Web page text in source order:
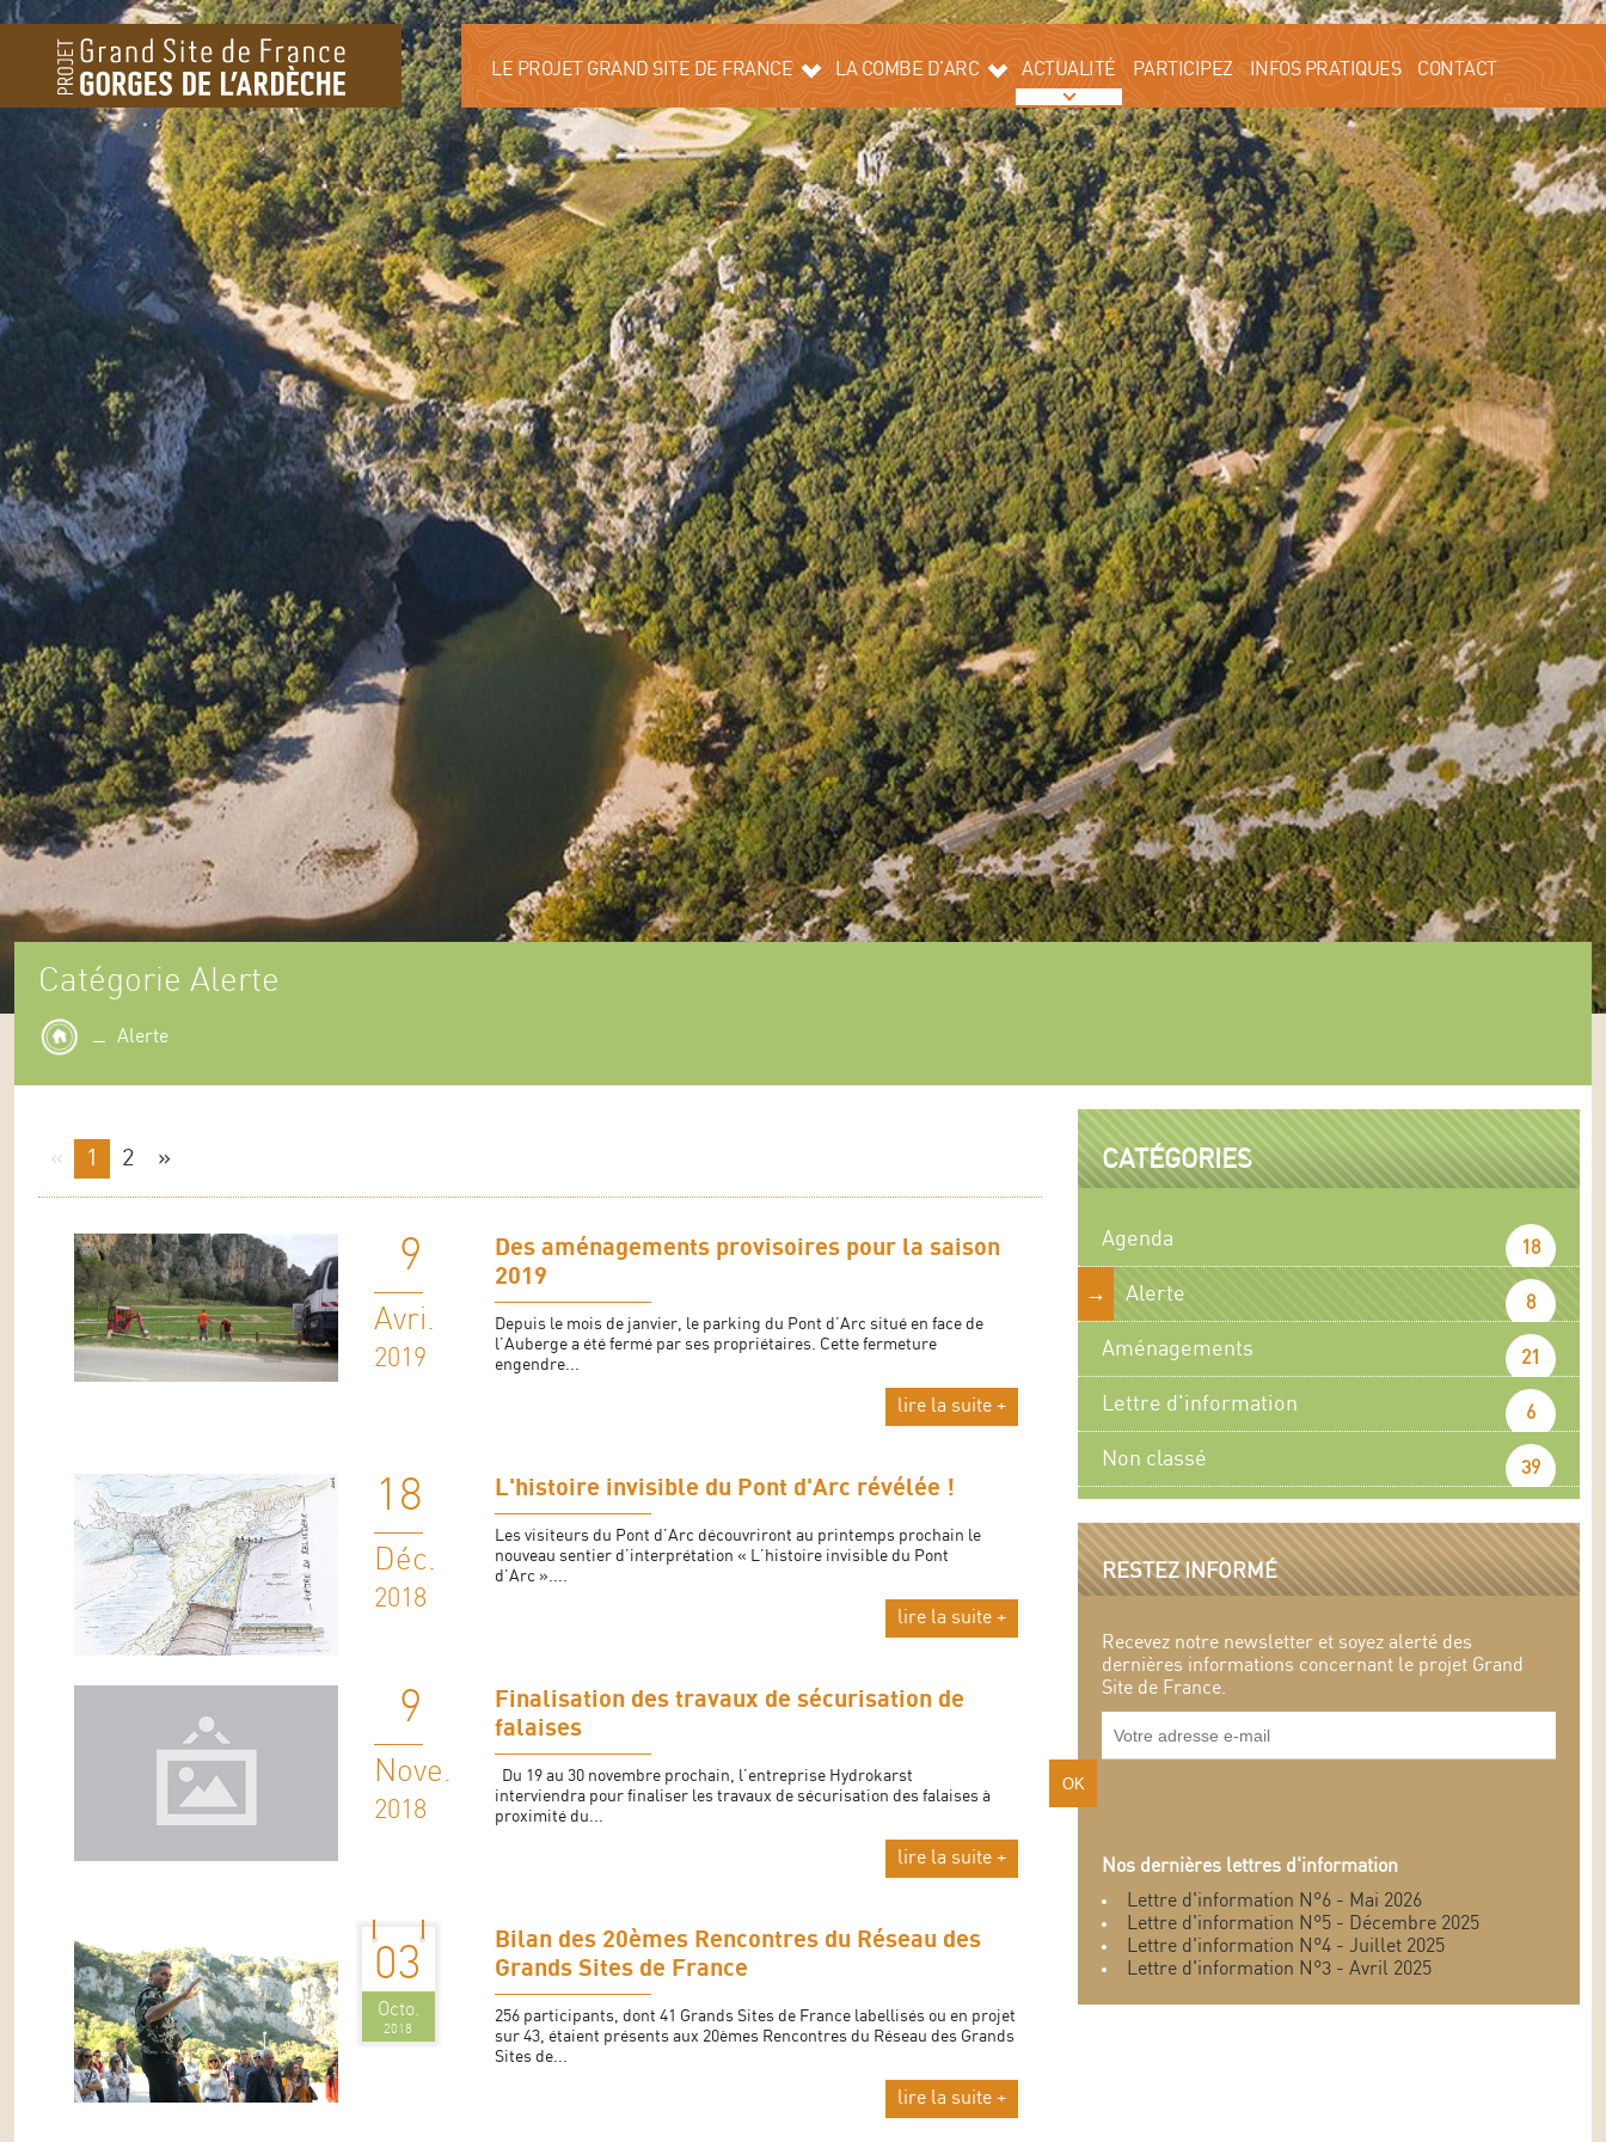
LE PROJET GRAND SITE DE FRANCE
LE LABEL GRAND SITE DE FRANCE
HISTORIQUE
PLAN DE PAYSAGE ET DE
BIODIVERSITÉ
L’ESPRIT DES GORGES DE L’ARDÈCHE
PARTENAIRES
LA COMBE D’ARC
HISTOIRE
PAYSAGE ET
ENVIRONNEMENT
TOURISME
L’HISTOIRE
INVISIBLE DU
PONT D’ARC
AMÉNAGEMENTS
OBSERVATOIRE
PHOTOGRAPHIQUE
PARTENAIRES DE
L’OPÉRATION
GRAND SITE
COMBE D’ARC
ACTUALITÉ PARTICIPEZ INFOS PRATIQUES CONTACT
Catégorie Alerte
Alerte
« 1 2 »
9
Avri.
2019
Des aménagements provisoires pour la saison
2019
Depuis le mois de janvier, le parking du Pont d’Arc situé en face de
l’Auberge a été fermé par ses propriétaires. Cette fermeture
engendre...
lire la suite +
18
Déc.
2018
L'histoire invisible du Pont d'Arc révélée !
Les visiteurs du Pont d’Arc découvriront au printemps prochain le
nouveau sentier d’interprétation « L’histoire invisible du Pont
d’Arc »....
lire la suite +
9
Nove.
2018
Finalisation des travaux de sécurisation de
falaises
Du 19 au 30 novembre prochain, l’entreprise Hydrokarst
interviendra pour finaliser les travaux de sécurisation des falaises à
proximité du...
lire la suite +
03
Octo.
2018
Bilan des 20èmes Rencontres du Réseau des
Grands Sites de France
256 participants, dont 41 Grands Sites de France labellisés ou en projet
sur 43, étaient présents aux 20èmes Rencontres du Réseau des Grands
Sites de...
lire la suite +
CATÉGORIES
Agenda 18
Alerte 8
Aménagements 21
Lettre d'information 6
Non classé 39
RESTEZ INFORMÉ
Recevez notre newsletter et soyez alerté des
dernières informations concernant le projet Grand
Site de France.
Nos dernières lettres d'information
Lettre d'information N°6 - Mai 2026
Lettre d'information N°5 - Décembre 2025
Lettre d'information N°4 - Juillet 2025
Lettre d'information N°3 - Avril 2025